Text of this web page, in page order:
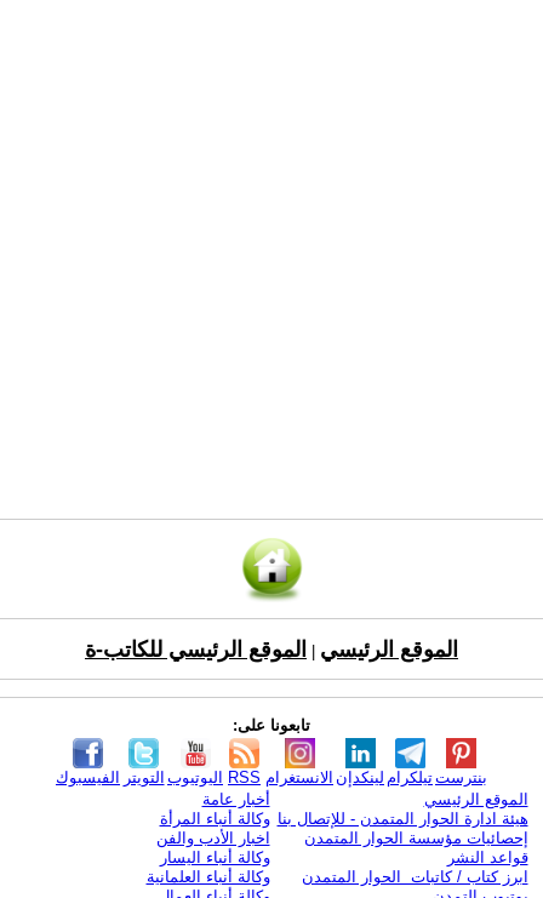
الموقع الرئيسي الموقع الرئيسي للكاتب-ة
تابعونا على:
الفيسبوك التويتر اليوتيوب RSS الانستغرام لينكدإن تيلكرامبنترست
الموقع الرئيسي
هيئة ادارة الحوار المتمدن - للإتصال بنا
إحصائيات مؤسسة الحوار المتمدن
قواعد النشر
ابرز كتاب / كاتبات الحوار المتمدن
أخبار عامة
وكالة أنباء المرأة
اخبار الأدب والفن
وكالة أنباء اليسار
وكالة أنباء العلمانية